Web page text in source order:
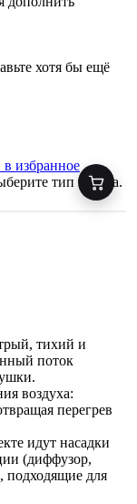
хотя бы ещё
избранное
тип товара.
тихий и
поток
воздуха:
перегрев
идут насадки
(диффузор,
подходящие для